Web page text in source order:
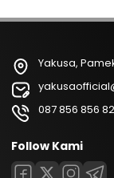
Yakusa,
087 856 856
Follow Kami